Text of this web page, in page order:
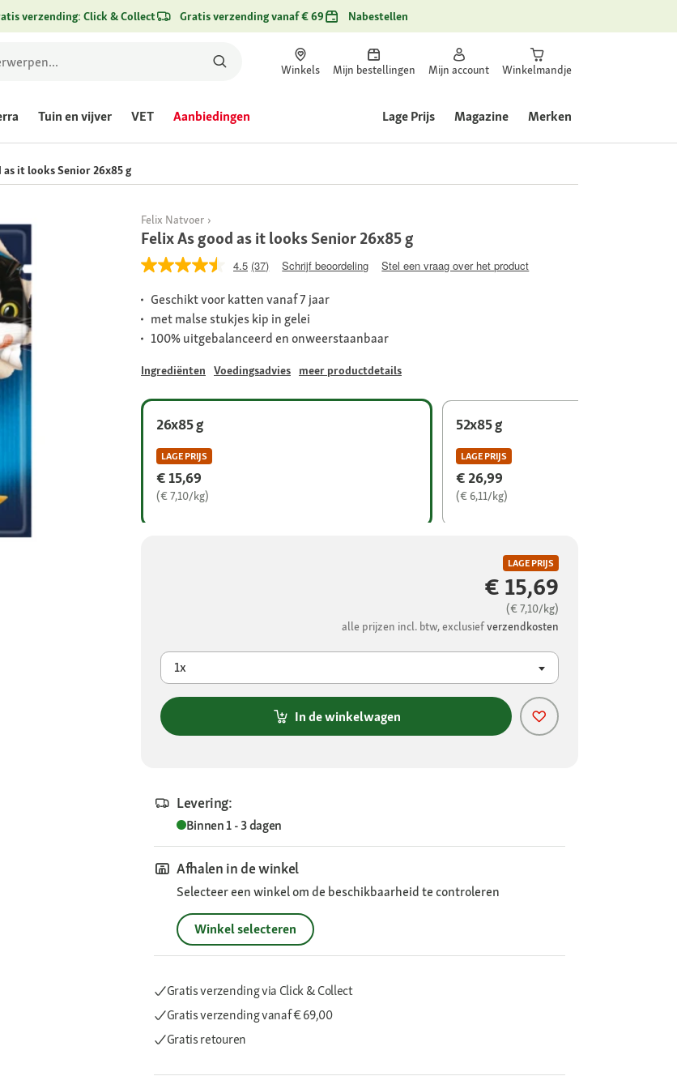
verzending: Click & Collect Gratis verzending vanaf € 69 Nabestellen
Winkels Mijn bestellingen Mijn account Winkelmandje
Tuin en vijver VET Aanbiedingen Lage Prijs Magazine Merken
as it looks Senior 26x85 g
Felix Natvoer
Felix As good as it looks Senior 26x85 g
4.5 (37) Schrijf beoordeling Stel een vraag over het product
Geschikt voor katten vanaf 7 jaar
met malse stukjes kip in gelei
100% uitgebalanceerd en onweerstaanbaar
Ingrediënten Voedingsadvies meer productdetails
26x85 g
LAGE PRIJS
€ 15,69
(€ 7,10/kg)
52x85 g
LAGE PRIJS
€ 26,99
(€ 6,11/kg)
LAGE PRIJS
€ 15,69
(€ 7,10/kg)
alle prijzen incl. btw, exclusiefverzendkosten
1x
In de winkelwagen
Levering:
Binnen 1 - 3 dagen
Afhalen in de winkel
Selecteer een winkel om de beschikbaarheid te controleren
Winkel selecteren
Gratis verzending via Click & Collect
Gratis verzendingvanaf € 69,00
Gratis retouren